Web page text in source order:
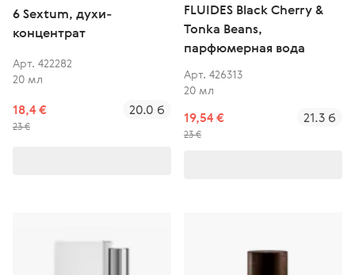
6 Sextum, духи-
концентрат
Арт. 422282
20 мл
18,4 €
23 €
20.0 б
FLUIDES Black Cherry &
Tonka Beans,
парфюмерная вода
Арт. 426313
20 мл
19,54 €
23 €
21.3 б